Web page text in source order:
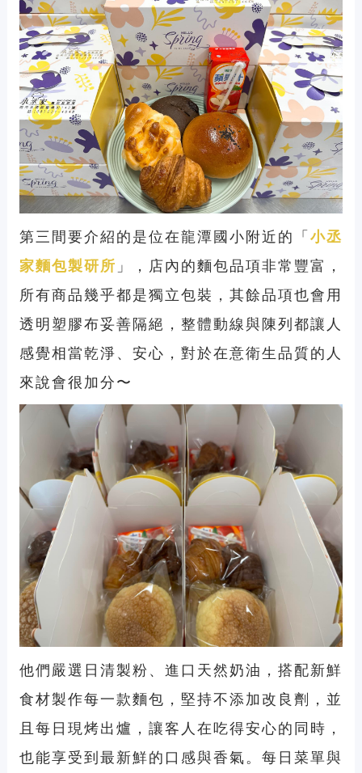
第三間要介紹的是位在龍潭國小附近的「小丞
家麵包製研所 」，店內的麵包品項非常豐富，
所有商品幾乎都是獨立包裝，其餘品項也會用
透明塑膠布妥善隔絕，整體動線與陳列都讓人
感覺相當乾淨、安心，對於在意衛生品質的人
來說會很加分〜
他們嚴選日清製粉、進口天然奶油，搭配新鮮
食材製作每一款麵包，堅持不添加改良劑，並
且每日現烤出爐，讓客人在吃得安心的同時，
也能享受到最新鮮的口感與香氣。每日菜單與